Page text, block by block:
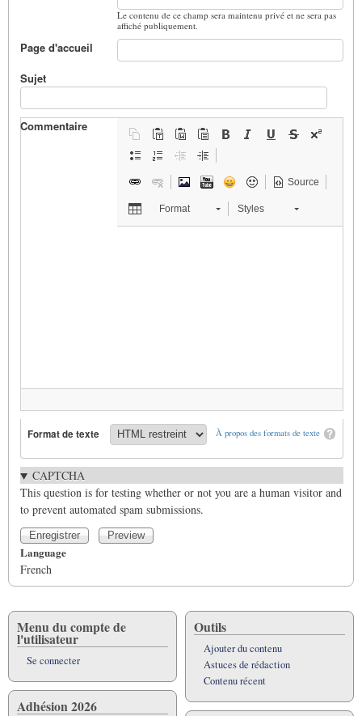
Le contenu de ce champ sera maintenu privé et ne sera pas
affiché publiquement.
Page d'accueil
Sujet
Commentaire
Source
Format Styles
À propos des formats de texte
Format de texte
CAPTCHA
This question is for testing whether or not you are a human visitor and
to prevent automated spam submissions.
Language
French
Menu du compte de
l'utilisateur
Se connecter
Adhésion 2026
Outils
Ajouter du contenu
Astuces de rédaction
Contenu récent